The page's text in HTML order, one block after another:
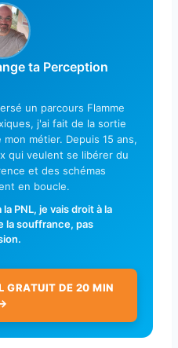
ta Perception
un parcours Flamme
j'ai fait de la sortie
métier. Depuis 15 ans,
qui veulent se libérer du
et des schémas
en boucle.
PNL, je vais droit à la
la souffrance, pas
GRATUIT DE 20 MIN